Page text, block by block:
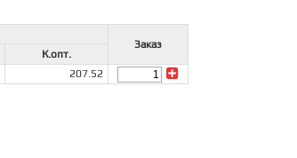
Заказ
К.опт.
207.52